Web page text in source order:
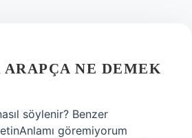
NE DEMEK
söylenir? Benzer
göremiyorum